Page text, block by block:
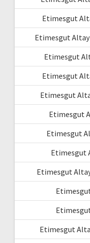
Etimesgut
Etimesgut
Etimesgut
Etimesgut
Etimesgut
Etimesgut
Etimesgut
Etimesgut
Etimesgut
Etimesgut